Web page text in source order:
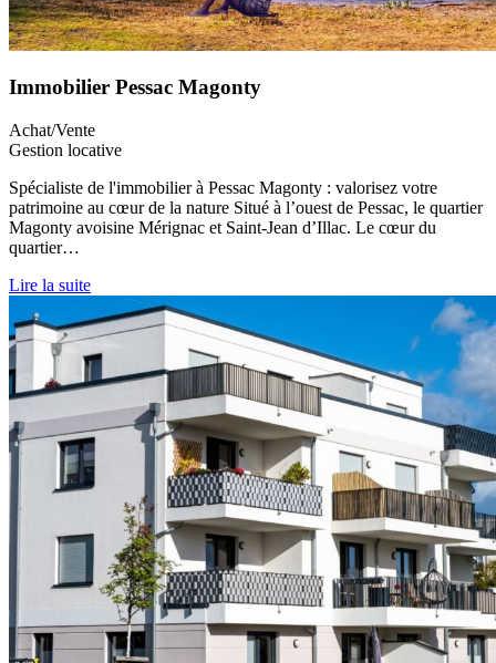
Immobilier Pessac Magonty
Achat/Vente
Gestion locative
Spécialiste de l'immobilier à Pessac Magonty : valorisez votre
patrimoine au cœur de la nature Situé à l’ouest de Pessac, le quartier
Magonty avoisine Mérignac et Saint-Jean d’Illac. Le cœur du
quartier…
Lire la suite